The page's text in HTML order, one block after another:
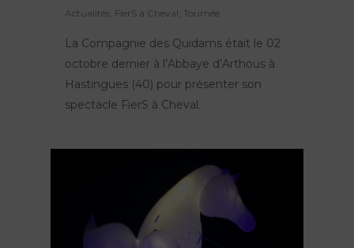
Actualités FierS à Cheval Tournée
La Compagnie des Quidams était le 02
octobre dernier à l’Abbaye d’Arthous à
Hastingues (40) pour présenter son
spectacle FierS à Cheval.